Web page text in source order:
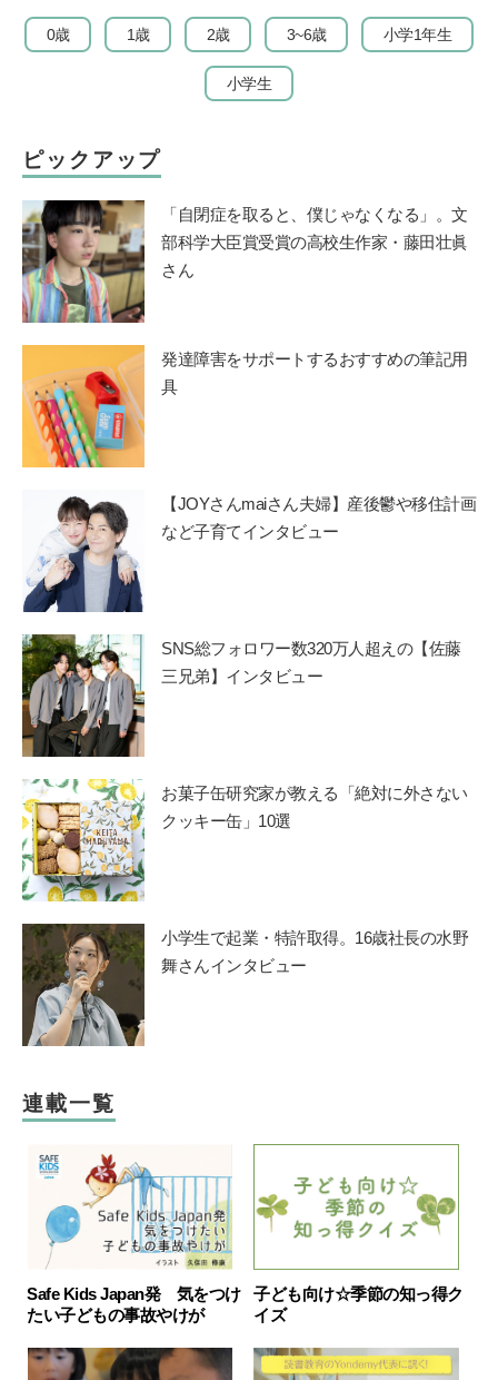
0歳 1歳 2歳 3~6歳 小学1年生
小学生
ピックアップ
「自閉症を取ると、僕じゃなくなる」。文
部科学大臣賞受賞の高校生作家・藤田壮眞
さん
発達障害をサポートするおすすめの筆記用
具
【JOYさんmaiさん夫婦】産後鬱や移住計画
など子育てインタビュー
SNS総フォロワー数320万人超えの【佐藤
三兄弟】インタビュー
お菓子缶研究家が教える「絶対に外さない
クッキー缶」10選
小学生で起業・特許取得。16歳社長の水野
舞さんインタビュー
連載一覧
Safe Kids Japan発 気をつけ
たい子どもの事故やけが
子ども向け☆季節の知っ得ク
イズ